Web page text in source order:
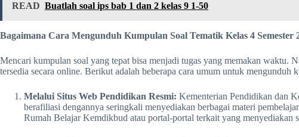
READ Buatlah soal ips bab 1 dan 2 kelas 9 1-50
Bagaimana Cara Mengunduh Kumpulan Soal Tematik Kelas 4 Semester
Mencari kumpulan soal yang tepat bisa menjadi tugas yang memakan waktu.
tersedia secara online. Berikut adalah beberapa cara umum untuk mengunduh
Melalui Situs Web Pendidikan Resmi: Kementerian Pendidikan dan
berafiliasi dengannya seringkali menyediakan berbagai materi
Rumah Belajar Kemdikbud atau portal-portal terkait yang menyediakan